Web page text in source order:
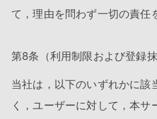
て，理由を問わず一切の責任
第8条（利用制限および登録抹
当社は，以下のいずれかに該
く，ユーザーに対して，本